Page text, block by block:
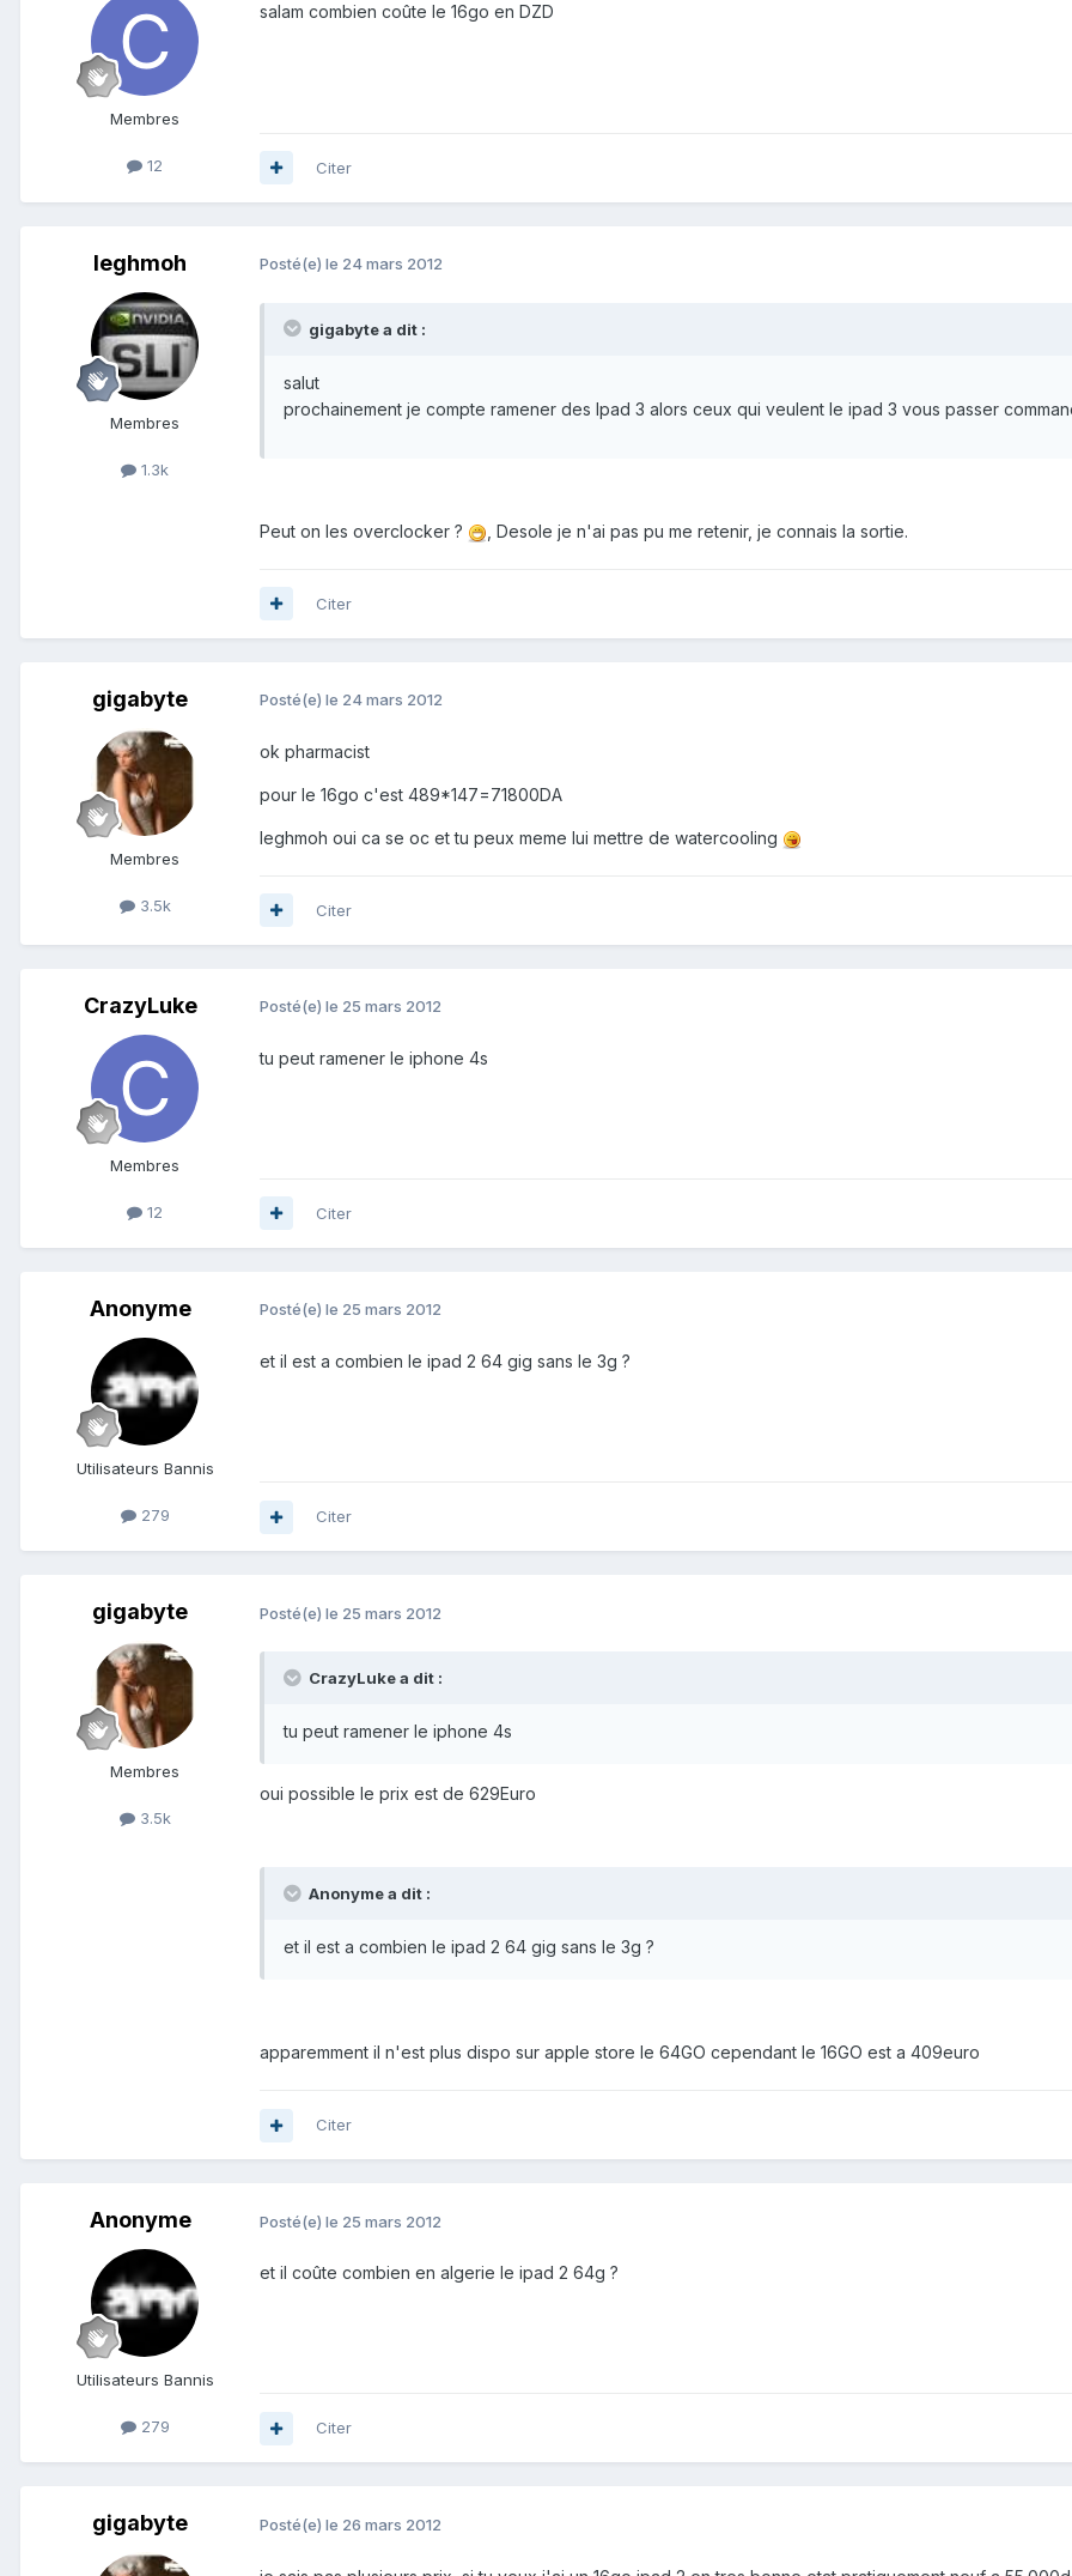
Membres
12
salam combien coûte le 16go en DZD
Citer
leghmoh
Membres
1.3k
Posté(e) le 24 mars 2012
gigabyte a dit :
salut
prochainement je compte ramener des Ipad 3 alors ceux qui veulent le ipad 3 vous passer
Peut on les overclocker ? , Desole je n'ai pas pu me retenir, je connais la sortie.
Citer
gigabyte
Membres
3.5k
Posté(e) le 24 mars 2012
ok pharmacist
pour le 16go c'est 489*147=71800DA
leghmoh oui ca se oc et tu peux meme lui mettre de watercooling
Citer
CrazyLuke
Membres
12
Posté(e) le 25 mars 2012
tu peut ramener le iphone 4s
Citer
Anonyme
Utilisateurs Bannis
279
Posté(e) le 25 mars 2012
et il est a combien le ipad 2 64 gig sans le 3g ?
Citer
gigabyte
Membres
3.5k
Posté(e) le 25 mars 2012
CrazyLuke a dit :
tu peut ramener le iphone 4s
oui possible le prix est de 629Euro
Anonyme a dit :
et il est a combien le ipad 2 64 gig sans le 3g ?
apparemment il n'est plus dispo sur apple store le 64GO cependant le 16GO est a 409euro
Citer
Anonyme
Utilisateurs Bannis
279
Posté(e) le 25 mars 2012
et il coûte combien en algerie le ipad 2 64g ?
Citer
gigabyte Posté(e) le 26 mars 2012